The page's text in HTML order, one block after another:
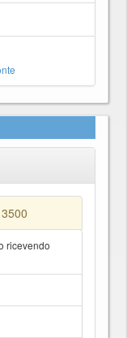
ricevendo